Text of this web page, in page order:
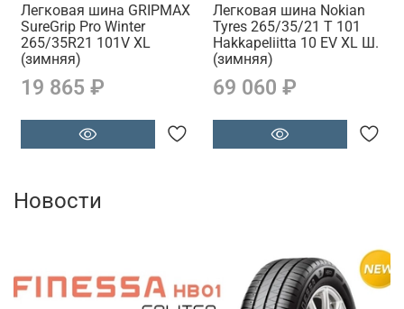
Легковая шина GRIPMAX
SureGrip Pro Winter
265/35R21 101V XL
(зимняя)
19 865 ₽
Легковая шина Nokian
Tyres 265/35/21 T 101
Hakkapeliitta 10 EV XL Ш.
(зимняя)
69 060 ₽
Новости